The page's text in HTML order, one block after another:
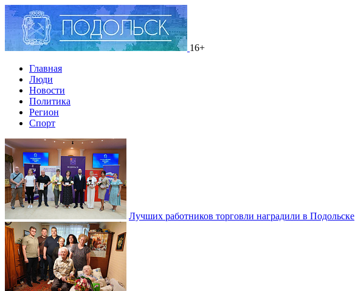
16+
Главная
Люди
Новости
Политика
Регион
Спорт
Лучших работников торговли наградили в Подольске